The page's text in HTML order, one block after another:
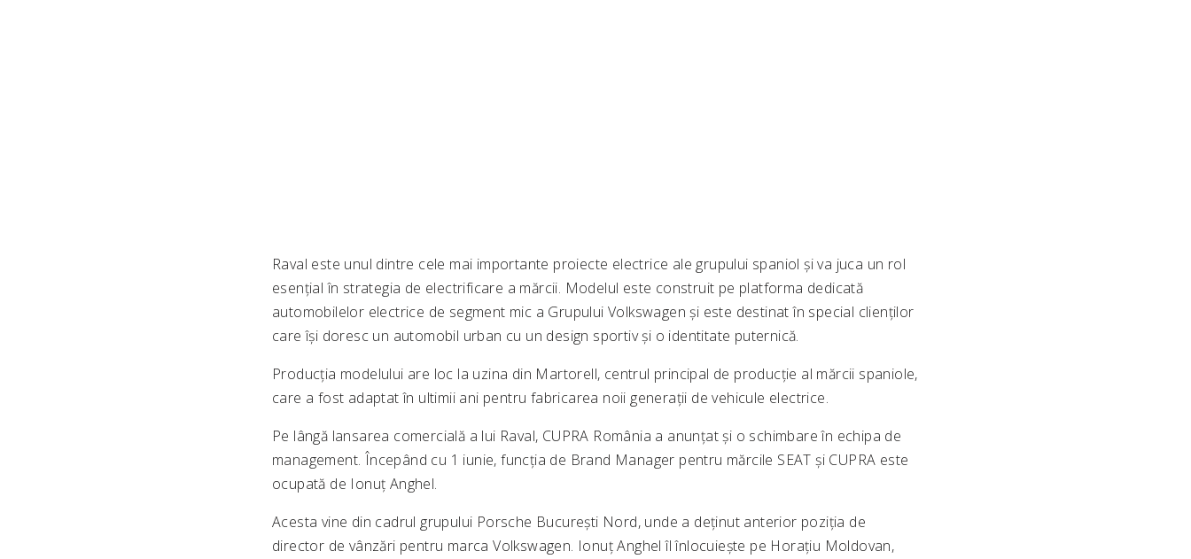
Raval este unul dintre cele mai importante proiecte electrice ale grupului spaniol și va juca un rol
esențial în strategia de electrificare a mărcii. Modelul este construit pe platforma dedicată
automobilelor electrice de segment mic a Grupului Volkswagen și este destinat în special clienților
care își doresc un automobil urban cu un design sportiv și o identitate puternică.
Producția modelului are loc la uzina din Martorell, centrul principal de producție al mărcii spaniole,
care a fost adaptat în ultimii ani pentru fabricarea noii generații de vehicule electrice.
Pe lângă lansarea comercială a lui Raval, CUPRA România a anunțat și o schimbare în echipa de
management. Începând cu 1 iunie, funcția de Brand Manager pentru mărcile SEAT și CUPRA este
ocupată de Ionuț Anghel.
Acesta vine din cadrul grupului Porsche București Nord, unde a deținut anterior poziția de
director de vânzări pentru marca Volkswagen. Ionuț Anghel îl înlocuiește pe Horațiu Moldovan,